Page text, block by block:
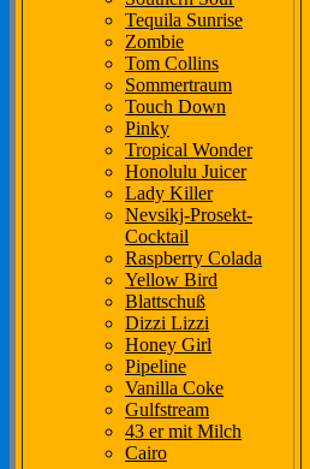
Tequila Sunrise
Zombie
Tom Collins
Sommertraum
Touch Down
Pinky
Tropical Wonder
Honolulu Juicer
Lady Killer
Nevsikj-Prosekt-
Cocktail
Raspberry Colada
Yellow Bird
Blattschuß
Dizzi Lizzi
Honey Girl
Pipeline
Vanilla Coke
Gulfstream
43 er mit Milch
Cairo